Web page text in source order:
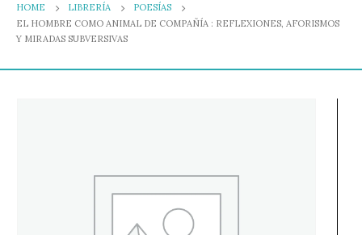
HOME LIBRERÍA
POESÍAS
EL HOMBRE COMO ANIMAL DE COMPAÑÍA : REFLEXIONES, AFORISMOS
Y MIRADAS SUBVERSIVAS